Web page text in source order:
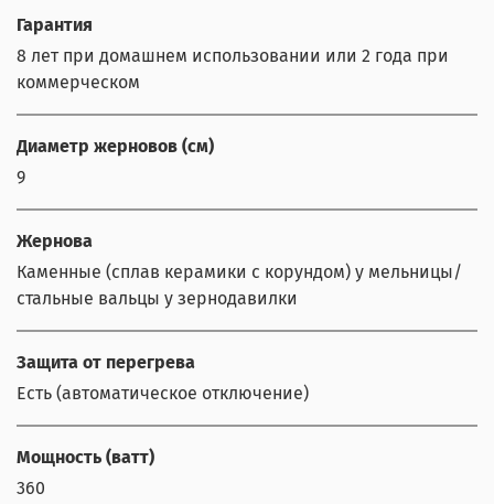
Гарантия
8 лет при домашнем использовании или 2 года при
коммерческом
Диаметр жерновов (см)
9
Жернова
Каменные (сплав керамики с корундом) у мельницы/
стальные вальцы у зернодавилки
Защита от перегрева
Есть (автоматическое отключение)
Мощность (ватт)
360